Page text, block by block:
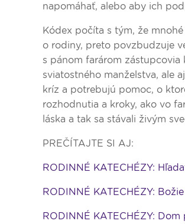
napomáhať, alebo aby ich
Kódex počíta s tým, že
o rodiny, preto povzbudzuje
s pánom farárom
sviatostného manželstva, ale
kríz a potrebujú pomoc, o
rozhodnutia a kroky, ako vo
láska a tak sa stávali živým
PREČÍTAJTE SI AJ:
RODINNÉ KATECHÉZY:
RODINNÉ KATECHÉZY:
RODINNÉ KATECHÉZY: